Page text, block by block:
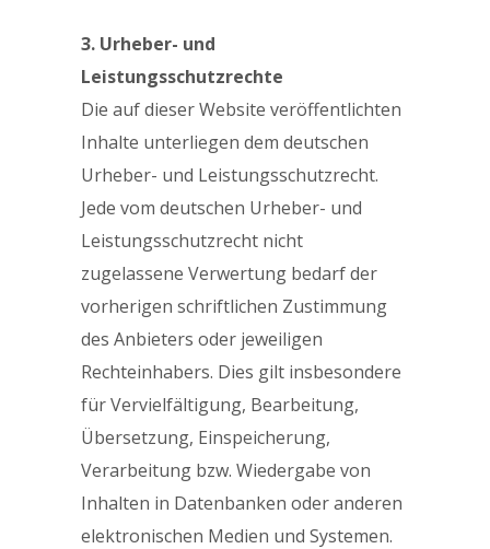
3. Urheber- und
Leistungsschutzrechte
Die auf dieser Website veröffentlichten
Inhalte unterliegen dem deutschen
Urheber- und Leistungsschutzrecht.
Jede vom deutschen Urheber- und
Leistungsschutzrecht nicht
zugelassene Verwertung bedarf der
vorherigen schriftlichen Zustimmung
des Anbieters oder jeweiligen
Rechteinhabers. Dies gilt insbesondere
für Vervielfältigung, Bearbeitung,
Übersetzung, Einspeicherung,
Verarbeitung bzw. Wiedergabe von
Inhalten in Datenbanken oder anderen
elektronischen Medien und Systemen.